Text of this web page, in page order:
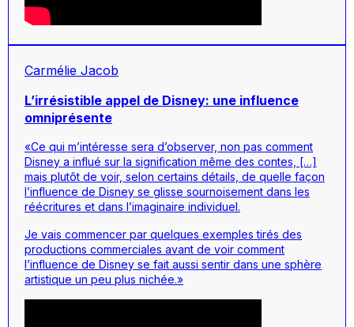
Carmélie Jacob
L’irrésistible appel de Disney: une influence
omniprésente
«Ce qui m’intéresse sera d’observer, non pas comment
Disney a influé sur la signification même des contes, […]
mais plutôt de voir, selon certains détails, de quelle façon
l’influence de Disney se glisse sournoisement dans les
réécritures et dans l’imaginaire individuel.
Je vais commencer par quelques exemples tirés des
productions commerciales avant de voir comment
l’influence de Disney se fait aussi sentir dans une sphère
artistique un peu plus nichée.»